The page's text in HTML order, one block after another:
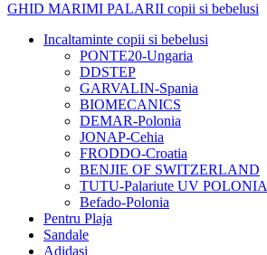
GHID MARIMI PALARII copii si bebelusi
Incaltaminte copii si bebelusi
PONTE20-Ungaria
DDSTEP
GARVALIN-Spania
BIOMECANICS
DEMAR-Polonia
JONAP-Cehia
FRODDO-Croatia
BENJIE OF SWITZERLAND
TUTU-Palariute UV POLONIA
Befado-Polonia
Pentru Plaja
Sandale
Adidasi